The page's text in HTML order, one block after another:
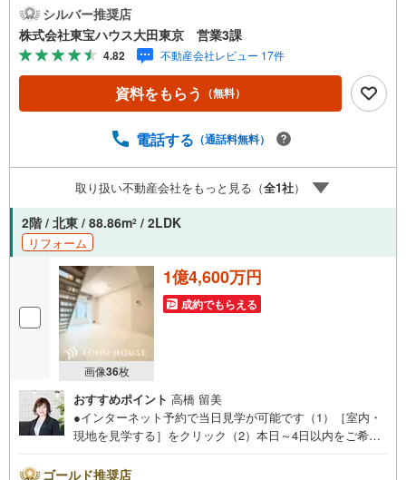
3口コンロ・食洗機付の対面式システムキッチン キレイな
お水がいつでも安心して飲める浄水器付 全居室にWIC付！
お部屋がすっきり片付きます 浴室乾燥機・追焚機能付！快
適なバスタイム 留守中も荷物を受け取ることができる宅配
BOX有～東京、川崎エリアの「住まい」探しに確かな安心
と満足を～ 東宝ハウス大田東京ならではの高品質なサービ
ーンのご相談 FPによるライフプランのシミュレーションお
お伝え下さい。【資料をもらう】【室内・現地を見学す
る】ボタンよりご予約いただくとご見学がスムーズにご案
内できます。お客様のお住まいへの「希望」を形にするべ
く全力でお手伝いさせていただきます。お会いできる日を
心待ちにしております。
シルバー推奨店
株式会社東宝ハウス大田東京 営業3課
4.82 不動産会社レビュー 17件
資料をもらう （無料）
電話する （通話料無料）
取り扱い不動産会社をもっと見る（全1社）
2階 / 北東 / 88.86m2 / 2LDK
リフォーム
画像36枚
1億4,600万円
成約でもらえる
おすすめポイント 高橋 留美
●インターネット予約で当日見学が可能です（1）［室内・
現地を見学する］をクリック（2）本日～4日以内をご希望
い！●10:00～21:00はお電話でのお問い合わせがスムーズで
ゴールド推奨店